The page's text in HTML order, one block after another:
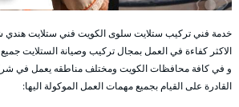
خدمة فني تركيب ستلايت سلوى الكويت فني ستلايت
الاكثر كفاءة في العمل بمجال تركيب وصيانة الستلايت جميع
و في كافة محافظات الكويت ومختلف مناطقه يعمل في
القادرة على القيام بجميع مهمات العمل الموكولة اليها: